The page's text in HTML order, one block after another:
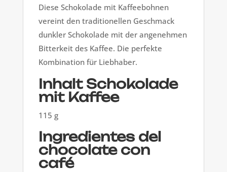
Diese Schokolade mit Kaffeebohnen
vereint den traditionellen Geschmack
dunkler Schokolade mit der angenehmen
Bitterkeit des Kaffee. Die perfekte
Kombination für Liebhaber.
Inhalt Schokolade
mit Kaffee
115 g
Ingredientes del
chocolate con
café